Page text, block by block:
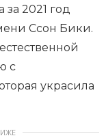
2021 год
Ссон Бики.
с
украсила